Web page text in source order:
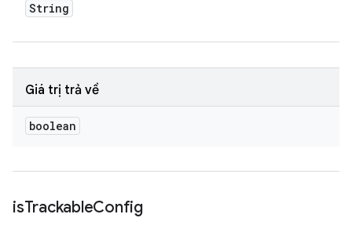
String
Giá trị trả về
boolean
isTrackableConfig